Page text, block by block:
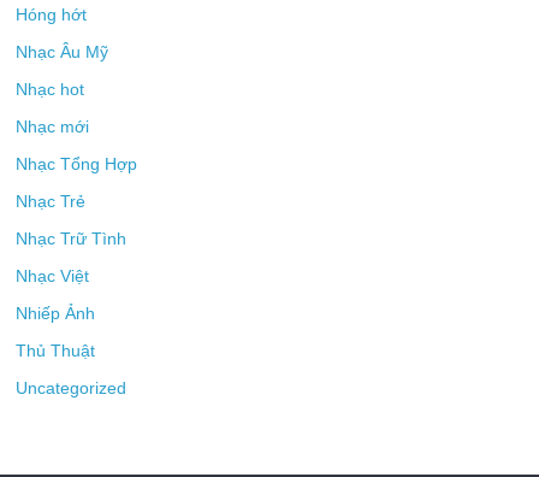
Hóng hớt
Nhạc Âu Mỹ
Nhạc hot
Nhạc mới
Nhạc Tổng Hợp
Nhạc Trẻ
Nhạc Trữ Tình
Nhạc Việt
Nhiếp Ảnh
Thủ Thuật
Uncategorized